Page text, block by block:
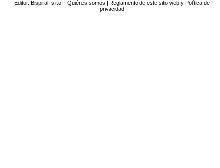
Editor: Bispiral, s.r.o. | Quiénes somos | Reglamento de este sitio web y Política de
privacidad